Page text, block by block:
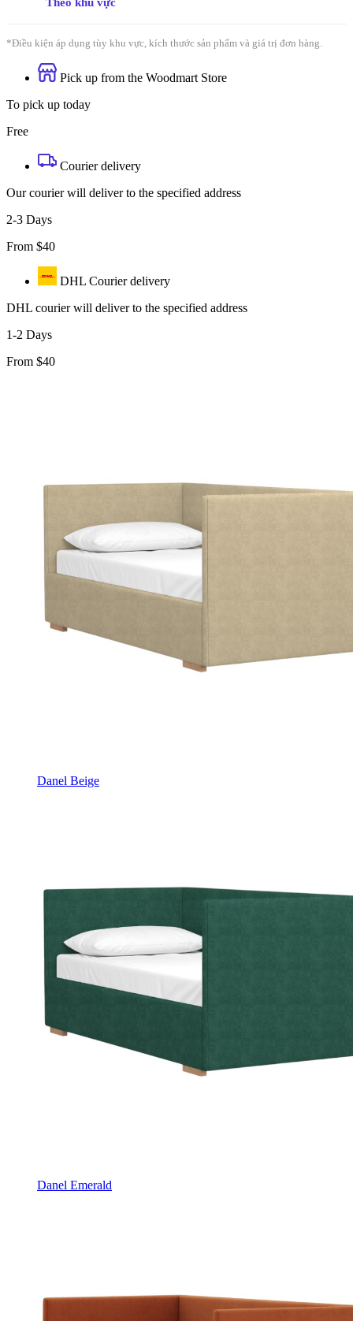
*Điều kiện áp dụng tùy khu vực, kích thước sản phẩm và giá trị đơn hàng.
Pick up from the Woodmart Store
To pick up today
Free
Courier delivery
Our courier will deliver to the specified address
2-3 Days
From $40
DHL Courier delivery
DHL courier will deliver to the specified address
1-2 Days
From $40
Danel Beige
Danel Emerald